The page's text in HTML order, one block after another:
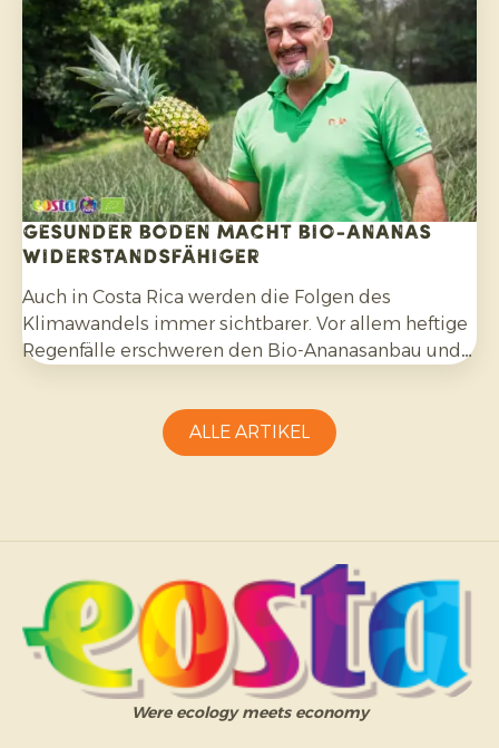
Monate vor.
Gesunder Boden macht Bio-Ananas
widerstandsfähiger
Auch in Costa Rica werden die Folgen des
Klimawandels immer sichtbarer. Vor allem heftige
Regenfälle erschweren den Bio-Ananasanbau und
ALLE ARTIKEL
Were ecology meets economy